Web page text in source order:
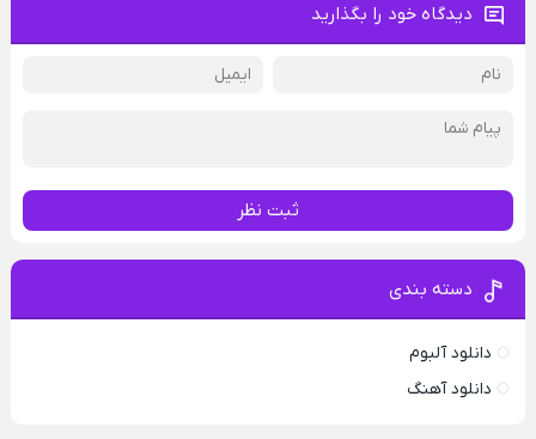
دیدگاه خود را بگذارید
ثبت نظر
دسته بندی
دانلود آلبوم
دانلود آهنگ